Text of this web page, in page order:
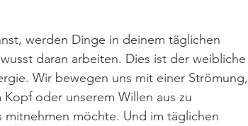
werden Dinge in deinem täglichen
daran arbeiten. Dies ist der weibliche
Wir bewegen uns mit einer Strömung,
oder unserem Willen aus zu
möchte. Und im täglichen